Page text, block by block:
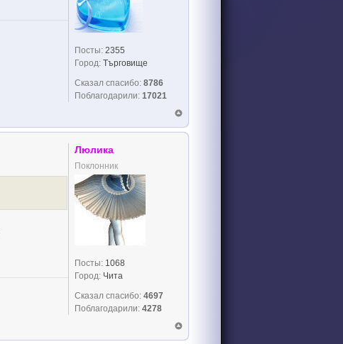
Посты: 2355
Город: Търговище
Сказал спасибо: 8786
Поблагодарили: 17021
Люлика
Поклонник
Посты: 1068
Город: Чита
Сказал спасибо: 4697
Поблагодарили: 4278